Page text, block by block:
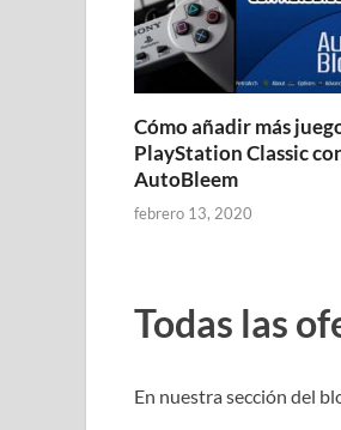
Cómo añadir más
PlayStation Classic
AutoBleem
febrero 13, 2020
Todas las
En nuestra sección del